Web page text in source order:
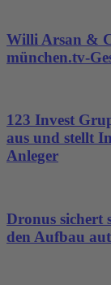
Willi Arsan &
münchen.tv-
123 Invest
aus und stellt
Anleger
Dronus sichert
den Aufbau